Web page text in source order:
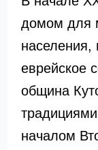
домом для
населения,
еврейское
община
началом